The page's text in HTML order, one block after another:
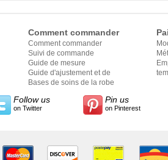
Comment commander
Comment commander
Suivi de commande
Guide de mesure
Guide d'ajustement et de
style
Bases de soins de la robe
Follow us
on Twitter
Pin us
on Pinterest